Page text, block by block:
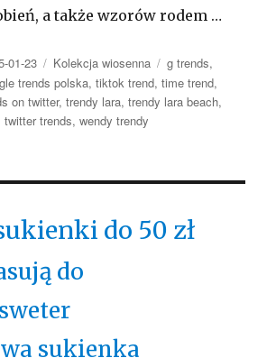
a także wzorów rodem …
01-23 Kategorie
Kolekcja wiosenna Tagi
g trends,
trends polska,tiktok trend,time trend,
on twitter,trendy lara,trendy lara beach,
twitter trends,wendy trendy
do 50 zł
do
sukienka